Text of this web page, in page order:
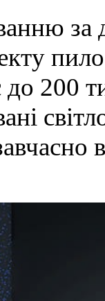
за
200